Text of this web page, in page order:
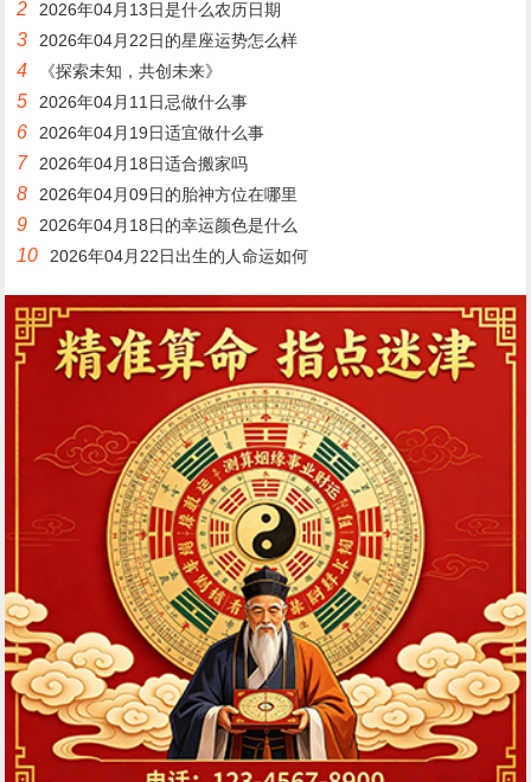
2 2026年04月13日是什么农历日期
3 2026年04月22日的星座运势怎么样
4 《探索未知，共创未来》
5 2026年04月11日忌做什么事
6 2026年04月19日适宜做什么事
7 2026年04月18日适合搬家吗
8 2026年04月09日的胎神方位在哪里
9 2026年04月18日的幸运颜色是什么
10 2026年04月22日出生的人命运如何